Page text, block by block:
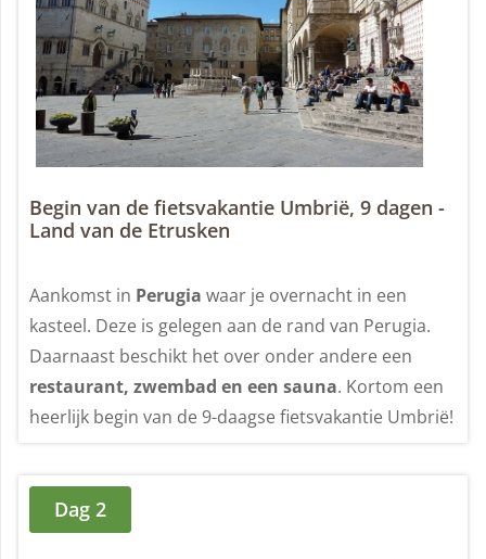
Begin van de fietsvakantie Umbrië, 9 dagen -
Land van de Etrusken
Aankomst in Perugia waar je overnacht in een
kasteel. Deze is gelegen aan de rand van Perugia.
Daarnaast beschikt het over onder andere een
restaurant, zwembad en een sauna. Kortom een
heerlijk begin van de 9-daagse fietsvakantie Umbrië!
Dag 2